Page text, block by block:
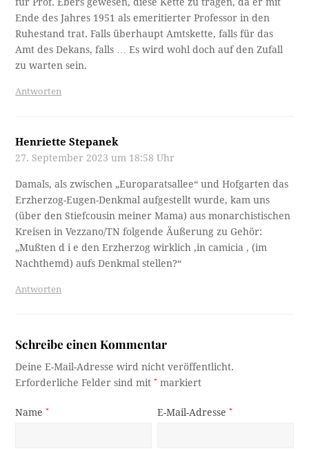
Ende des Jahres 1951 als emeritierter Professor in den
Ruhestand trat. Falls überhaupt Amtskette, falls für das
Amt des Dekans, falls … Es wird wohl doch auf den Zufall
zu warten sein.
Antworten
Henriette Stepanek
27. September 2023 um 18:58 Uhr
Damals, als zwischen „Europaratsallee“ und Hofgarten das
Erzherzog-Eugen-Denkmal aufgestellt wurde, kam uns
(über den Stiefcousin meiner Mama) aus monarchistischen
Kreisen in Vezzano/TN folgende Äußerung zu Gehör:
„Mußten d i e den Erzherzog wirklich ‚in camicia ‚ (im
Nachthemd) aufs Denkmal stellen?“
Antworten
Schreibe einen Kommentar
Deine E-Mail-Adresse wird nicht veröffentlicht.
Erforderliche Felder sind mit* markiert
Name* E-Mail-Adresse*